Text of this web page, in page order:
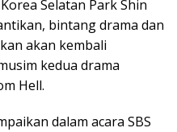
Selatan Park Shin
bintang drama dan
akan kembali
kedua drama
Hell.
dalam acara SBS